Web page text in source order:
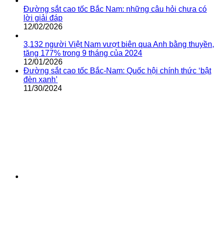
Đường sắt cao tốc Bắc Nam: những câu hỏi chưa có
lời giải đáp
12/02/2026
3,132 người Việt Nam vượt biên qua Anh bằng thuyền,
tăng 177% trong 9 tháng của 2024
12/01/2026
Đường sắt cao tốc Bắc-Nam: Quốc hội chính thức ‘bật
đèn xanh’
11/30/2024